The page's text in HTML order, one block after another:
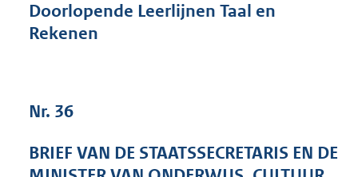
s
:
1
Doorlopende Leerlijnen Taal en
Rekenen
Nr. 36
BRIEF VAN DE STAATSSECRETARIS EN DE